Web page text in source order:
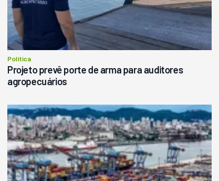
Política
Projeto prevê porte de arma para auditores
agropecuários